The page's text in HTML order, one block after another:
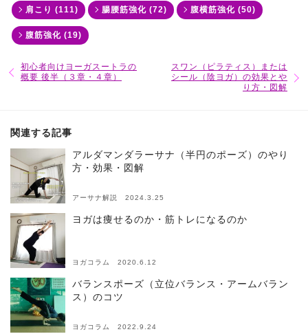
肩こり (111) 腸腰筋強化 (72) 腹横筋強化 (50)
腹筋強化 (19)
初心者向けヨーガスートラの
概要 後半（３章・４章）
スワン（ピラティス）または
シール（陰ヨガ）の効果とや
り方・図解
関連する記事
アルダマンダラーサナ（半円のポーズ）のやり
方・効果・図解
アーサナ解説 2024.3.25
ヨガは痩せるのか・筋トレになるのか
ヨガコラム 2020.6.12
バランスポーズ（立位バランス・アームバラン
ス）のコツ
ヨガコラム 2022.9.24